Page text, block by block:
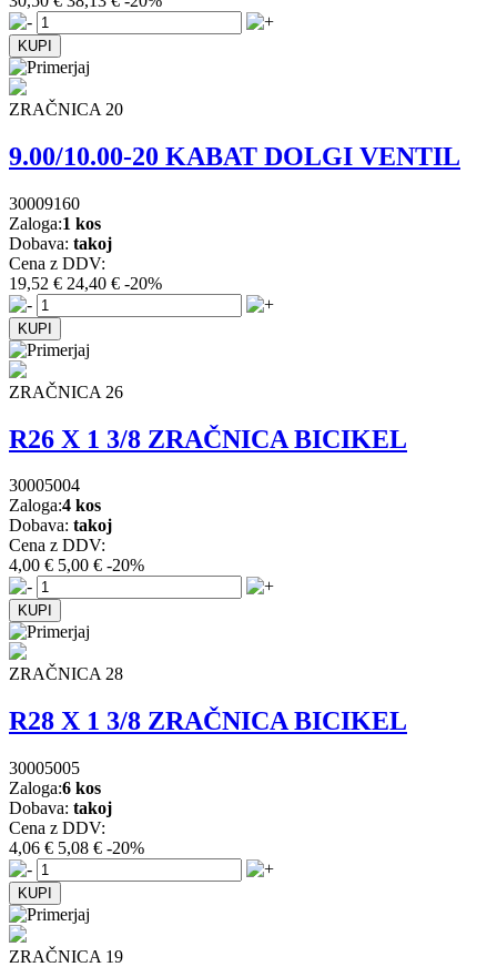
ZRAČNICA 20
9.00/10.00-20 KABAT DOLGI VENTIL
30009160
Zaloga:1 kos
Dobava: takoj
Cena z DDV:
19,52 € 24,40 € -20%
ZRAČNICA 26
R26 X 1 3/8 ZRAČNICA BICIKEL
30005004
Zaloga:4 kos
Dobava: takoj
Cena z DDV:
4,00 € 5,00 € -20%
ZRAČNICA 28
R28 X 1 3/8 ZRAČNICA BICIKEL
30005005
Zaloga:6 kos
Dobava: takoj
Cena z DDV:
4,06 € 5,08 € -20%
ZRAČNICA 19